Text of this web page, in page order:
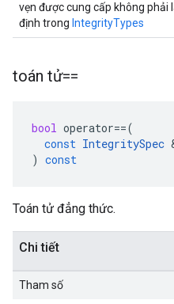
vẹn được cung cấp không
định trong IntegrityTypes
toán tử==
bool operator==(
const IntegritySpec
) const
Toán tử đẳng thức.
Chi tiết
Tham số